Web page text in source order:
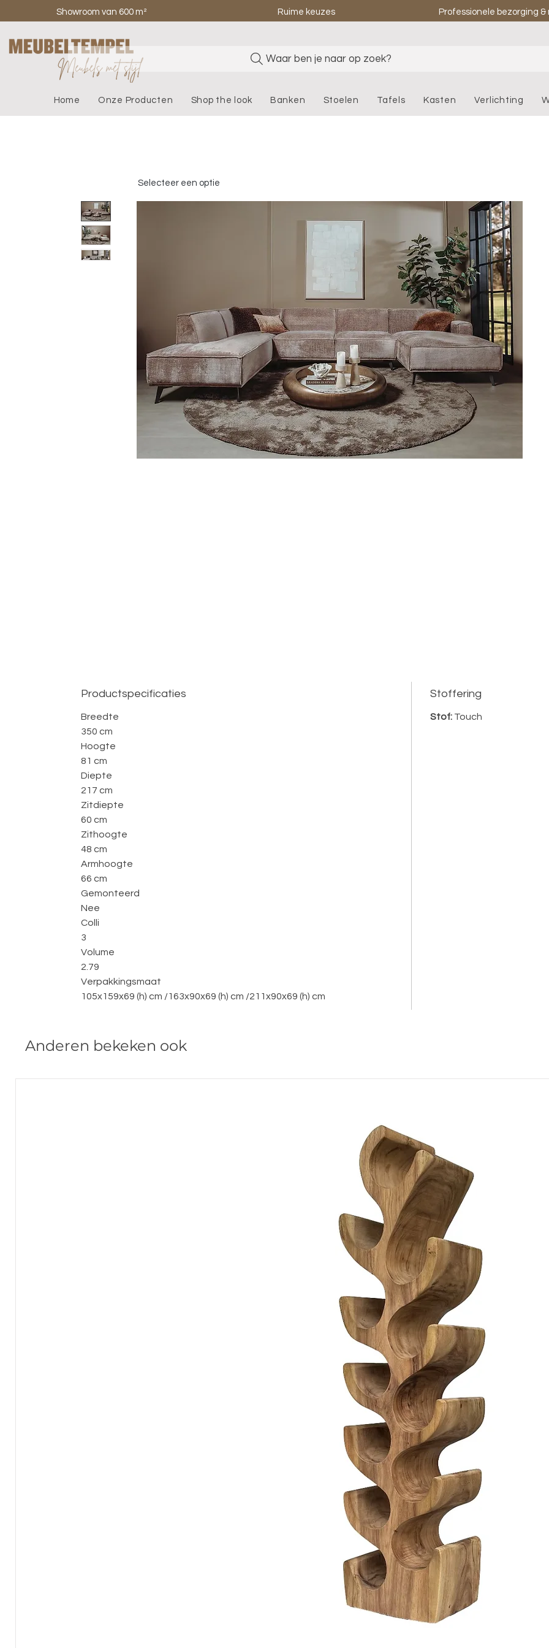
Showroom van 600 m² Ruime keuzes Professionele bezorging
Waar ben je naar op zoek?
Home Onze Producten Shop the look Banken Stoelen Tafels Kasten Verlichting
Productspecificaties
Breedte
350 cm
Hoogte
81 cm
Diepte
217 cm
Zitdiepte
60 cm
Zithoogte
48 cm
Armhoogte
66 cm
Gemonteerd
Nee
Colli
3
Volume
2.79
Verpakkingsmaat
105x159x69 (h) cm /163x90x69 (h) cm /211x90x69 (h) cm
Stoffering
Stof: Touch
Selecteer een optie
Anderen bekeken ook